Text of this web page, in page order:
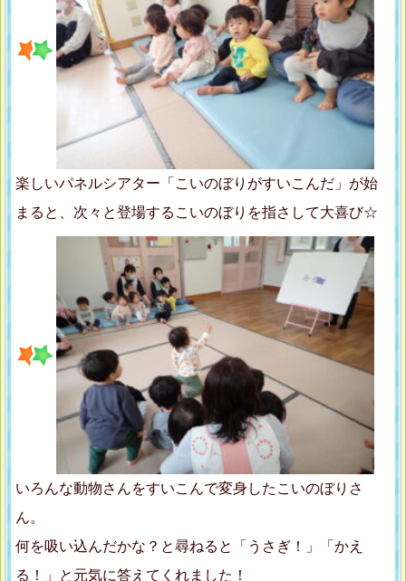
楽しいパネルシアター「こいのぼりがすいこんだ」が始
まると、次々と登場するこいのぼりを指さして大喜び☆
いろんな動物さんをすいこんで変身したこいのぼりさ
ん。
何を吸い込んだかな？と尋ねると「うさぎ！」「かえ
る！」と元気に答えてくれました！